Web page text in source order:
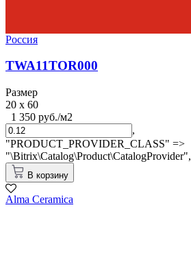
Россия
TWA11TOR000
Размер
20 x 60
1 350 руб./м2
,
"PRODUCT_PROVIDER_CLASS" =>
"\Bitrix\Catalog\Product\CatalogProvider",
В корзину
Alma Ceramica